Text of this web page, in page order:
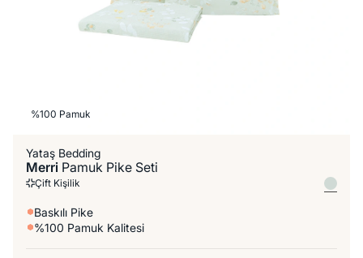
%100 Pamuk
Yataş Bedding
Merri Pamuk Pike Seti
Çift Kişilik
Baskılı Pike
%100 Pamuk Kalitesi